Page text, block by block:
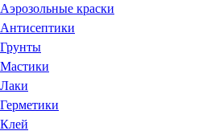
Аэрозольные краски
Антисептики
Грунты
Мастики
Лаки
Герметики
Клей